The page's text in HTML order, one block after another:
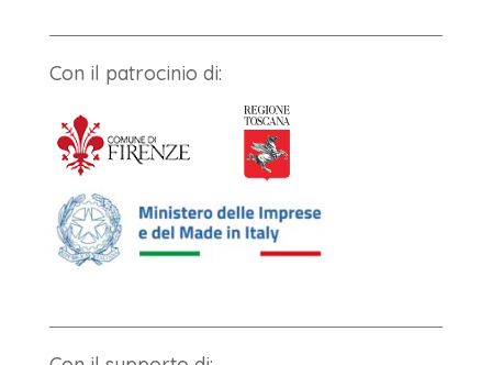
Con il patrocinio di: